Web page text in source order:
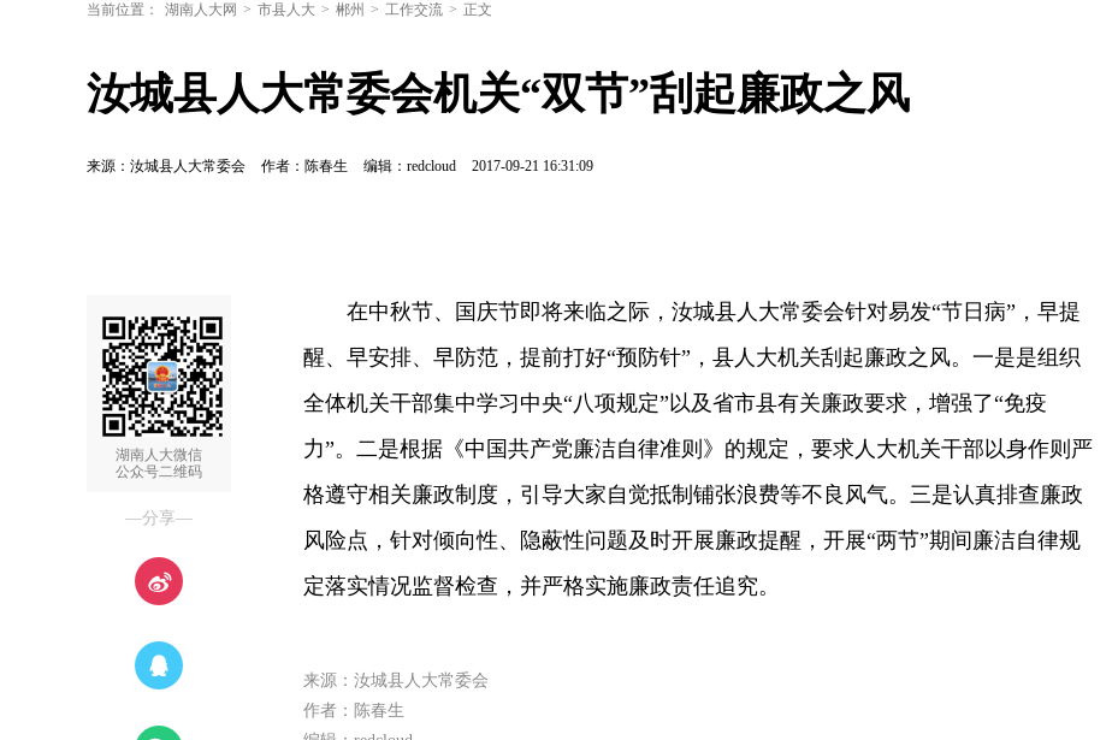
当前位置： 湖南人大网 > 市县人大 > 郴州 > 工作交流 > 正文
汝城县人大常委会机关“双节”刮起廉政之风
来源：汝城县人大常委会 作者：陈春生 编辑：redcloud 2017-09-21 16:31:09
湖南人大微信
公众号二维码
—分享—
在中秋节、国庆节即将来临之际，汝城县人大常委会针对易发“节日病”，早提
醒、早安排、早防范，提前打好“预防针”，县人大机关刮起廉政之风。一是是组织
全体机关干部集中学习中央“八项规定”以及省市县有关廉政要求，增强了“免疫
力”。二是根据《中国共产党廉洁自律准则》的规定，要求人大机关干部以身作则严
格遵守相关廉政制度，引导大家自觉抵制铺张浪费等不良风气。三是认真排查廉政
风险点，针对倾向性、隐蔽性问题及时开展廉政提醒，开展“两节”期间廉洁自律规
定落实情况监督检查，并严格实施廉政责任追究。
来源：汝城县人大常委会
作者：陈春生